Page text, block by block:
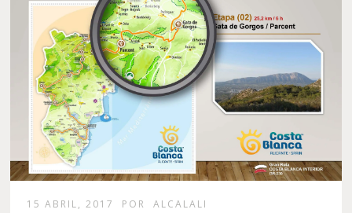
15 ABRIL, 2017 POR ALCALALI